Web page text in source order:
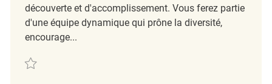
découverte et d'accomplissement. Vous ferez partie
d'une équipe dynamique qui prône la diversité,
encourage...
Sauvegarder Part Time Merch Salesfloor REQ128976